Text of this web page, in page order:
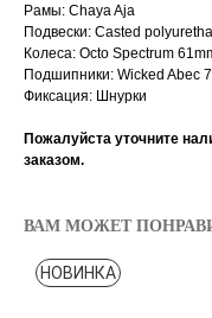
Рамы: Chaya Aja
Подвески: Casted
Колеса: Octo Spectrum
Подшипники: Wicked Abec 7
Фиксация: Шнурки
Пожалуйста уточните
заказом.
ВАМ МОЖЕТ
НОВИНКА